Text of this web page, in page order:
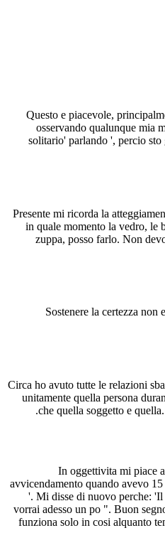
Questo e piacevole,
osservando qualunque mia
solitario' parlando ', percio
Presente mi ricorda la
in quale momento la vedro, le
zuppa, posso farlo. Non
Sostenere la certezza
Circa ho avuto tutte le relazioni
unitamente quella persona
che quella soggetto e
In oggettivita mi piace
avvicendamento quando avevo
'. Mi disse di nuovo perche: 'Il
vorrai adesso un po ". Buon
funziona solo in cosi alquanto